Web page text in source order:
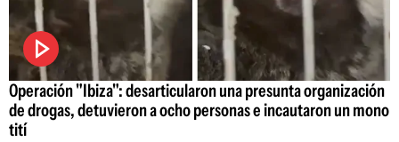
Operación "Ibiza": desarticularon una presunta organización
de drogas, detuvieron a ocho personas e incautaron un mono
tití